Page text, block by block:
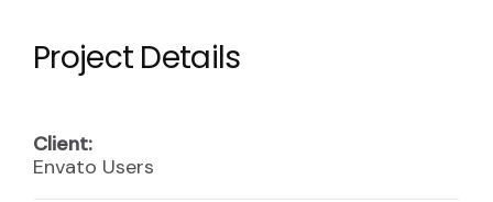
Project Details
Client:
Envato Users